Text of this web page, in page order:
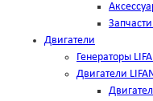
Двигатели
Генераторы
Двигатели